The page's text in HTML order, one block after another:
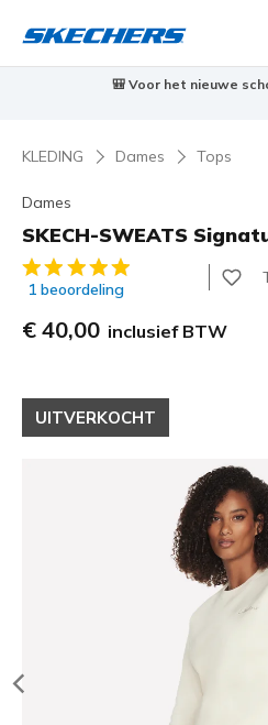
🎒 Voor het nieuwe
KLEDING Dames Tops
Dames
SKECH-SWEATS
5 van de 5
1 beoordeling
€ 40,00 inclusief BTW
UITVERKOCHT